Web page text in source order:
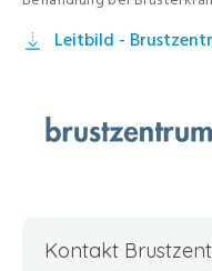
Leitbild -
Kontakt